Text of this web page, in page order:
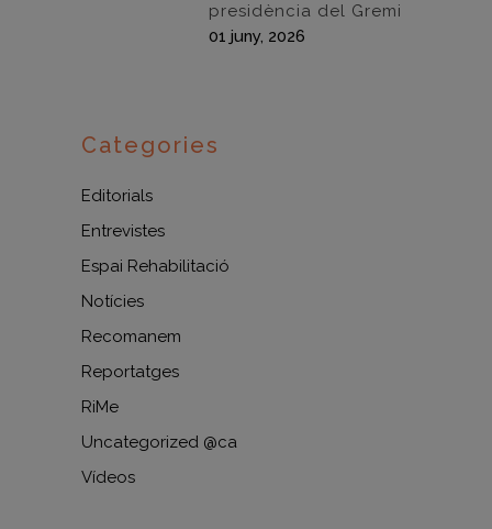
presidència del Gremi
01 juny, 2026
Categories
Editorials
Entrevistes
Espai Rehabilitació
Notícies
Recomanem
Reportatges
RiMe
Uncategorized @ca
Vídeos